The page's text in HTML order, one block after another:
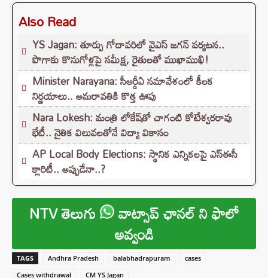
Also Read
YS Jagan: తూర్పు గోదావరిలో వైఎస్ జగన్ పర్యటన..
పొగాకు కొనుగోళ్లపై సమీక్ష, రైతులతో ముఖాముఖి!
Minister Narayana: సీఆర్డీఏ సమావేశంలో కీలక
నిర్ణయాలు.. అమరావతికి కొత్త ఊపు
Nara Lokesh: మంత్రి లోకేష్‌తో చాగంటి కోటేశ్వరరావు
భేటీ.. నైతిక విలువలతోనే విద్యా వికాసం
AP Local Body Elections: స్థానిక ఎన్నికలపై ఎస్ఈసీ
క్లారిటీ.. అప్పుడేనా..?
NTV తెలుగు వాట్సాప్ ఛానల్ ని ఫాలో
అవ్వండి
TAGS Andhra Pradesh balabhadrapuram
cases
Cases withdrawal
CM YS Jagan